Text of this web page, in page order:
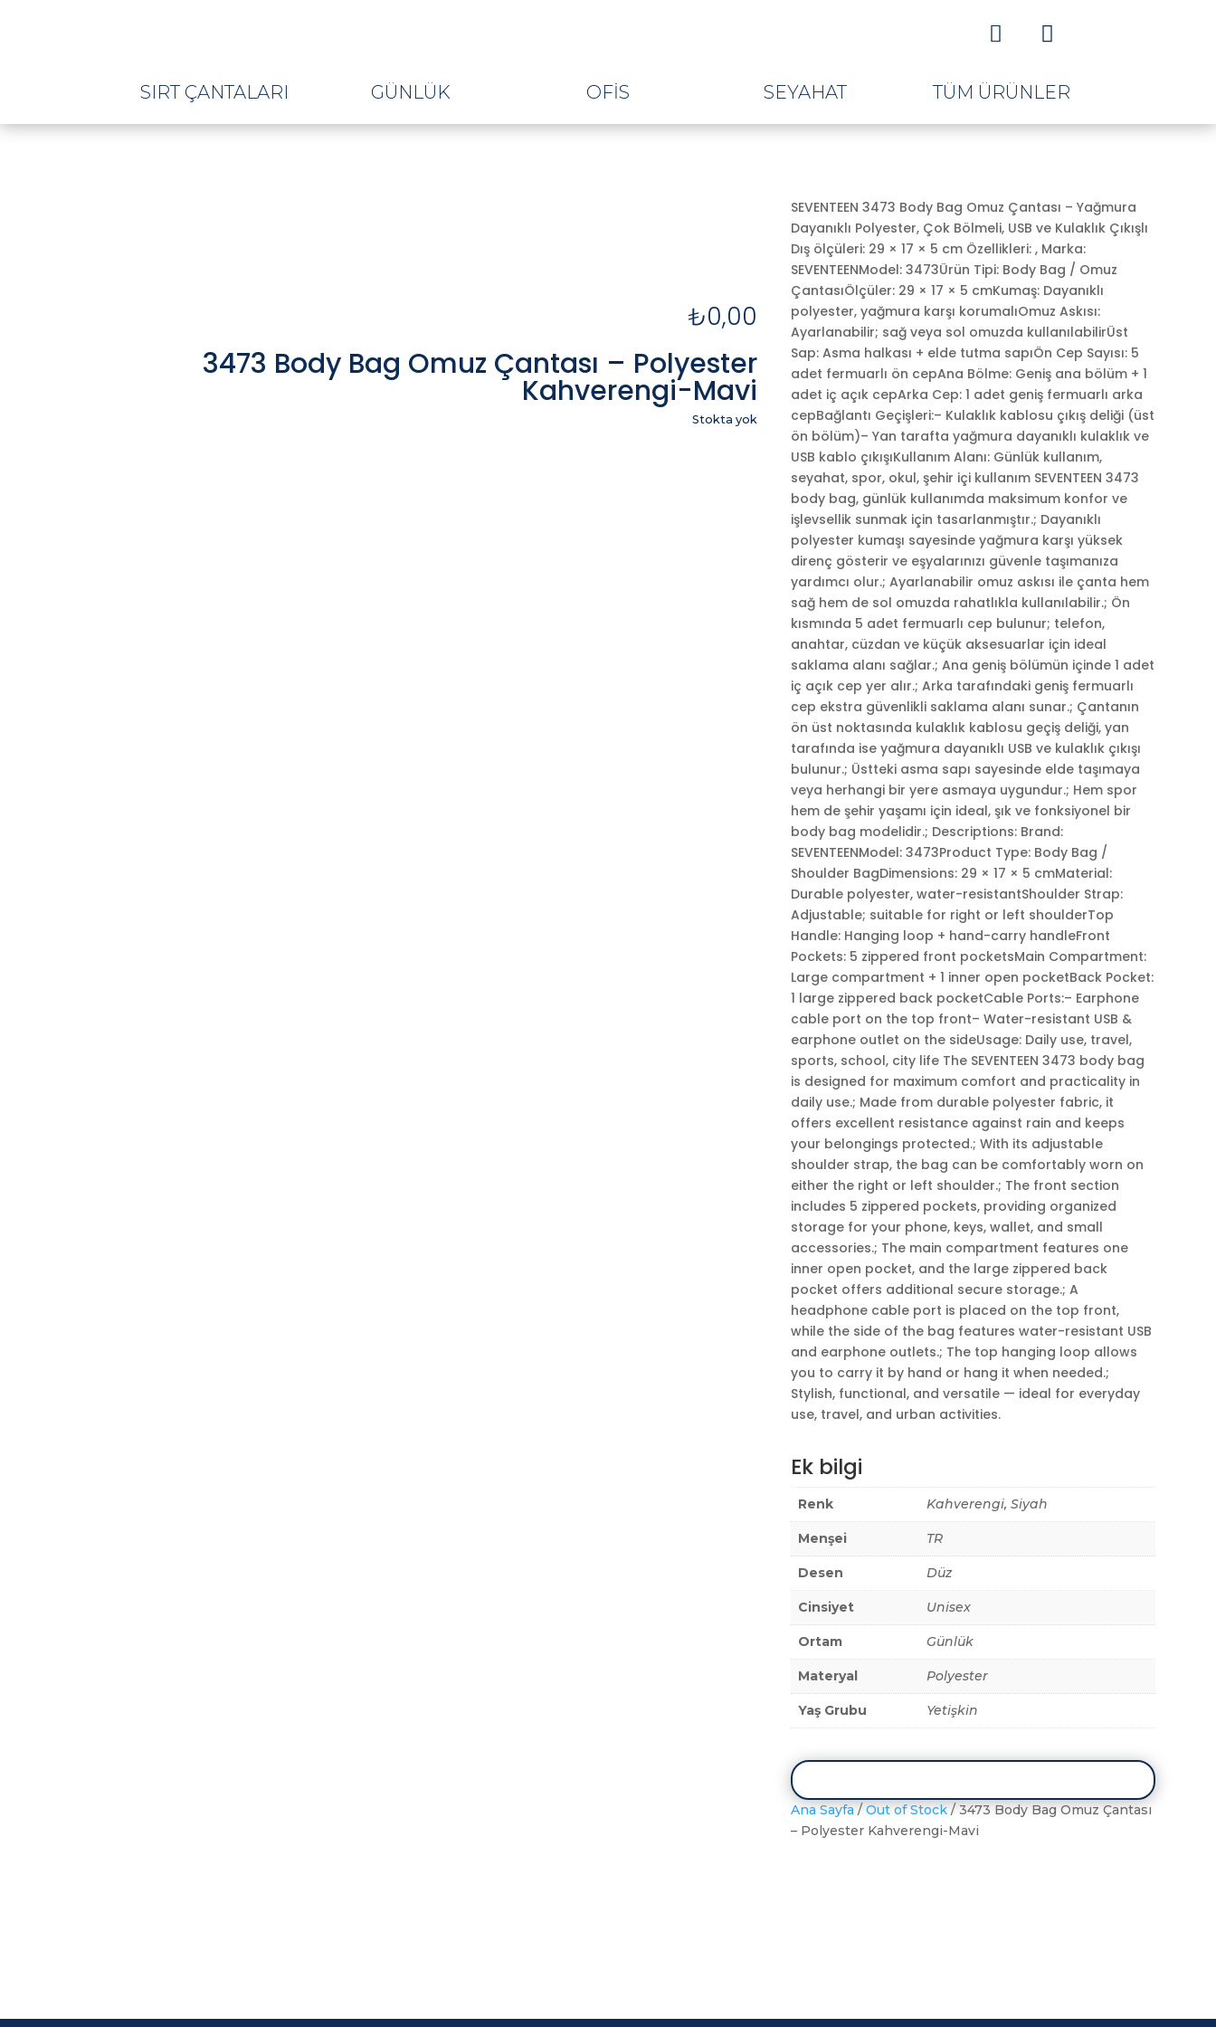
 
SIRT ÇANTALARI GÜNLÜK OFIS SEYAHAT TÜM ÜRÜNLER
₺0,00
3473 Body Bag Omuz Çantası – Polyester
Kahverengi-Mavi
Stokta yok
SEVENTEEN 3473 Body Bag Omuz Çantası – Yağmura
Dayanıklı Polyester, Çok Bölmeli, USB ve Kulaklık Çıkışlı
Dış ölçüleri: 29 × 17 × 5 cm Özellikleri: , Marka:
SEVENTEENModel: 3473Ürün Tipi: Body Bag / Omuz
ÇantasıÖlçüler: 29 × 17 × 5 cmKumaş: Dayanıklı
polyester, yağmura karşı korumalıOmuz Askısı:
Ayarlanabilir; sağ veya sol omuzda kullanılabilirÜst
Sap: Asma halkası + elde tutma sapıÖn Cep Sayısı: 5
adet fermuarlı ön cepAna Bölme: Geniş ana bölüm + 1
adet iç açık cepArka Cep: 1 adet geniş fermuarlı arka
cepBağlantı Geçişleri:– Kulaklık kablosu çıkış deliği (üst
ön bölüm)– Yan tarafta yağmura dayanıklı kulaklık ve
USB kablo çıkışıKullanım Alanı: Günlük kullanım,
seyahat, spor, okul, şehir içi kullanım SEVENTEEN 3473
body bag, günlük kullanımda maksimum konfor ve
işlevsellik sunmak için tasarlanmıştır.; Dayanıklı
polyester kumaşı sayesinde yağmura karşı yüksek
direnç gösterir ve eşyalarınızı güvenle taşımanıza
yardımcı olur.; Ayarlanabilir omuz askısı ile çanta hem
sağ hem de sol omuzda rahatlıkla kullanılabilir.; Ön
kısmında 5 adet fermuarlı cep bulunur; telefon,
anahtar, cüzdan ve küçük aksesuarlar için ideal
saklama alanı sağlar.; Ana geniş bölümün içinde 1 adet
iç açık cep yer alır.; Arka tarafındaki geniş fermuarlı
cep ekstra güvenlikli saklama alanı sunar.; Çantanın
ön üst noktasında kulaklık kablosu geçiş deliği, yan
tarafında ise yağmura dayanıklı USB ve kulaklık çıkışı
bulunur.; Üstteki asma sapı sayesinde elde taşımaya
veya herhangi bir yere asmaya uygundur.; Hem spor
hem de şehir yaşamı için ideal, şık ve fonksiyonel bir
body bag modelidir.; Descriptions: Brand:
SEVENTEENModel: 3473Product Type: Body Bag /
Shoulder BagDimensions: 29 × 17 × 5 cmMaterial:
Durable polyester, water-resistantShoulder Strap:
Adjustable; suitable for right or left shoulderTop
Handle: Hanging loop + hand-carry handleFront
Pockets: 5 zippered front pocketsMain Compartment:
Large compartment + 1 inner open pocketBack Pocket:
1 large zippered back pocketCable Ports:– Earphone
cable port on the top front– Water-resistant USB &
earphone outlet on the sideUsage: Daily use, travel,
sports, school, city life The SEVENTEEN 3473 body bag
is designed for maximum comfort and practicality in
daily use.; Made from durable polyester fabric, it
offers excellent resistance against rain and keeps
your belongings protected.; With its adjustable
shoulder strap, the bag can be comfortably worn on
either the right or left shoulder.; The front section
includes 5 zippered pockets, providing organized
storage for your phone, keys, wallet, and small
accessories.; The main compartment features one
inner open pocket, and the large zippered back
pocket offers additional secure storage.; A
headphone cable port is placed on the top front,
while the side of the bag features water-resistant USB
and earphone outlets.; The top hanging loop allows
you to carry it by hand or hang it when needed.;
Stylish, functional, and versatile — ideal for everyday
use, travel, and urban activities.
Ek bilgi
Renk Kahverengi, Siyah
Menşei TR
Desen Düz
Cinsiyet Unisex
Ortam Günlük
Materyal Polyester
Yaş Grubu Yetişkin
Ana Sayfa /Out of Stock/ 3473 Body Bag Omuz Çantası
– Polyester Kahverengi-Mavi